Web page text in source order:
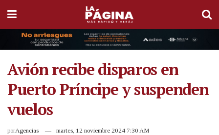
Avión recibe disparos en
Puerto Príncipe y suspenden
vuelos
porAgencias martes, 12 noviembre 2024 7:30 AM